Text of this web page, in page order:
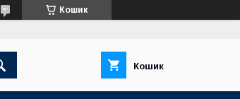
Кошик
Кошик